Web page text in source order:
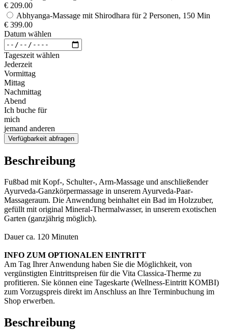
€ 209.00
Abhyanga-Massage mit Shirodhara für 2 Personen, 150 Min
€ 399.00
Datum wählen
Tageszeit wählen
Jederzeit
Vormittag
Mittag
Nachmittag
Abend
Ich buche für
mich
jemand anderen
Verfügbarkeit abfragen
Beschreibung
Fußbad mit Kopf-, Schulter-, Arm-Massage und anschließender
Ayurveda-Ganzkörpermassage in unserem Ayurveda-Paar-
Massageraum. Die Anwendung beinhaltet ein Bad im Holzzuber,
gefüllt mit original Mineral-Thermalwasser, in unserem exotischen
Garten (ganzjährig möglich).
Dauer ca. 120 Minuten
INFO ZUM OPTIONALEN EINTRITT
Am Tag Ihrer Anwendung haben Sie die Möglichkeit, von
vergünstigten Eintrittspreisen für die Vita Classica-Therme zu
profitieren. Sie können eine Tageskarte (Wellness-Eintritt KOMBI)
zum Vorzugspreis direkt im Anschluss an Ihre Terminbuchung im
Shop erwerben.
Beschreibung